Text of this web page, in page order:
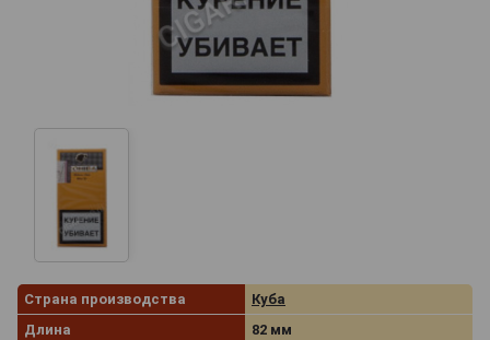
Страна производства
Куба
Длина
82 мм